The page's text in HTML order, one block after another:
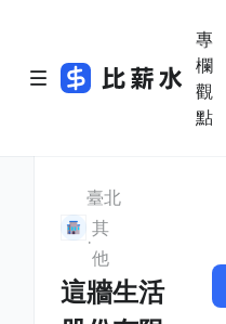
專
欄
觀
點
臺北
其
他
這牆生活